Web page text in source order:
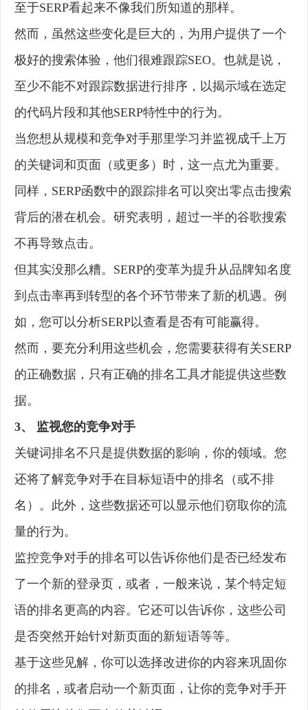
至于SERP看起来不像我们所知道的那样。
然而，虽然这些变化是巨大的，为用户提供了一个
极好的搜索体验，他们很难跟踪SEO。也就是说，
至少不能不对跟踪数据进行排序，以揭示域在选定
的代码片段和其他SERP特性中的行为。
当您想从规模和竞争对手那里学习并监视成千上万
的关键词和页面（或更多）时，这一点尤为重要。
同样，SERP函数中的跟踪排名可以突出零点击搜索
背后的潜在机会。研究表明，超过一半的谷歌搜索
不再导致点击。
但其实没那么糟。SERP的变革为提升从品牌知名度
到点击率再到转型的各个环节带来了新的机遇。例
如，您可以分析SERP以查看是否有可能赢得。
然而，要充分利用这些机会，您需要获得有关SERP
的正确数据，只有正确的排名工具才能提供这些数
据。
3、 监视您的竞争对手
关键词排名不只是提供数据的影响，你的领域。您
还将了解竞争对手在目标短语中的排名（或不排
名）。此外，这些数据还可以显示他们窃取你的流
量的行为。
监控竞争对手的排名可以告诉你他们是否已经发布
了一个新的登录页，或者，一般来说，某个特定短
语的排名更高的内容。它还可以告诉你，这些公司
是否突然开始针对新页面的新短语等等。
基于这些见解，你可以选择改进你的内容来巩固你
的排名，或者启动一个新页面，让你的竞争对手开